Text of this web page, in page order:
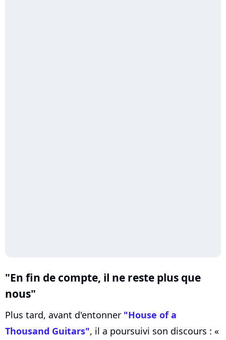
"En fin de compte, il ne reste plus que
nous"
Plus tard, avant d'entonner "House of a
Thousand Guitars", il a poursuivi son discours : «